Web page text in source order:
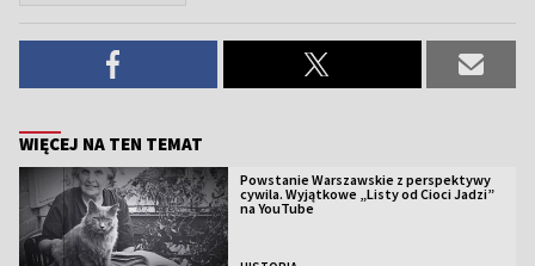
WIĘCEJ NA TEN TEMAT
Powstanie Warszawskie z perspektywy
cywila. Wyjątkowe „Listy od Cioci Jadzi”
na YouTube